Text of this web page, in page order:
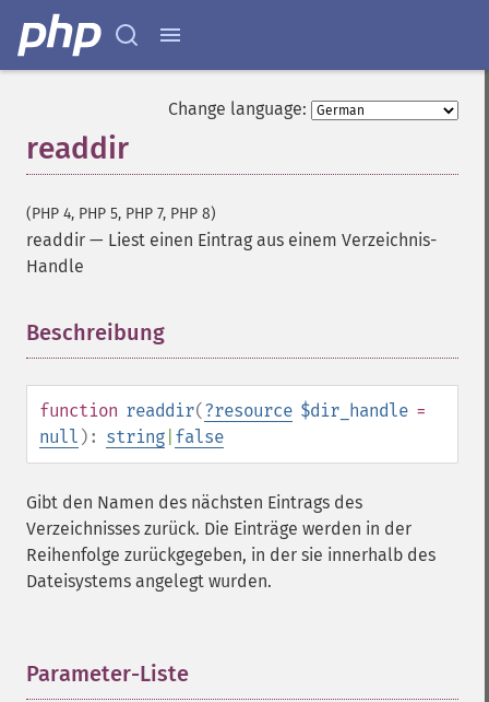
Change language:
readdir
(PHP 4, PHP 5, PHP 7, PHP 8)
readdir — Liest einen Eintrag aus einem Verzeichnis-
Handle
Beschreibung
function readdir(?resource $dir_handle =
null ): string false
Gibt den Namen des nächsten Eintrags des
Verzeichnisses zurück. Die Einträge werden in der
Reihenfolge zurückgegeben, in der sie innerhalb des
Dateisystems angelegt wurden.
Parameter-Liste